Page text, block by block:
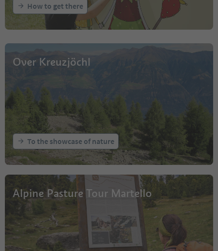
How to get there
Over Kreuzjöchl
To the showcase of nature
Alpine Pasture Tour Martello